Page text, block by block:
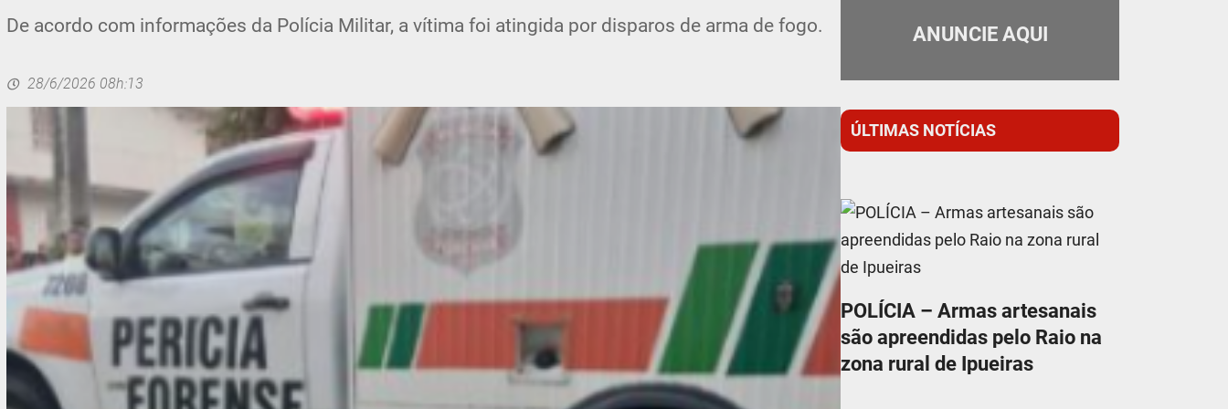
De acordo com informações da Polícia Militar, a vítima foi atingida por disparos de arma de fogo.
28/6/2026 08h:13
ANUNCIE AQUI
ÚLTIMAS NOTÍCIAS
POLÍCIA – Armas artesanais
são apreendidas pelo Raio na
zona rural de Ipueiras